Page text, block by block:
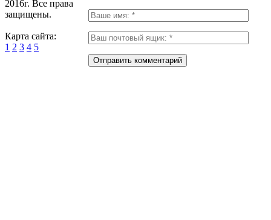
2016г. Все права
защищены.
Карта сайта:
1 2 3 4 5